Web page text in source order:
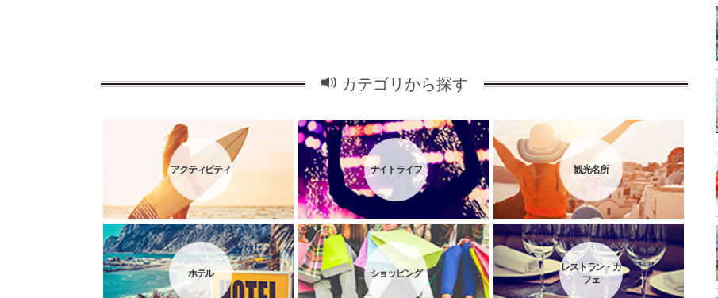
カテゴリから探す
アクティビティ ナイトライフ 観光名所
ホテル ショッピング
レストラン・カ
フェ